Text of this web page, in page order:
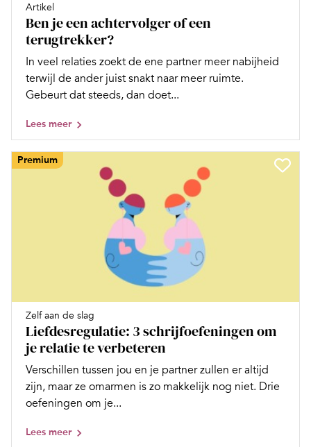
Artikel
Ben je een achtervolger of een
terugtrekker?
In veel relaties zoekt de ene partner meer nabijheid
terwijl de ander juist snakt naar meer ruimte.
Gebeurt dat steeds, dan doet...
Lees meer
Premium
Zelf aan de slag
Liefdesregulatie: 3 schrijfoefeningen om
je relatie te verbeteren
Verschillen tussen jou en je partner zullen er altijd
zijn, maar ze omarmen is zo makkelijk nog niet. Drie
oefeningen om je...
Lees meer